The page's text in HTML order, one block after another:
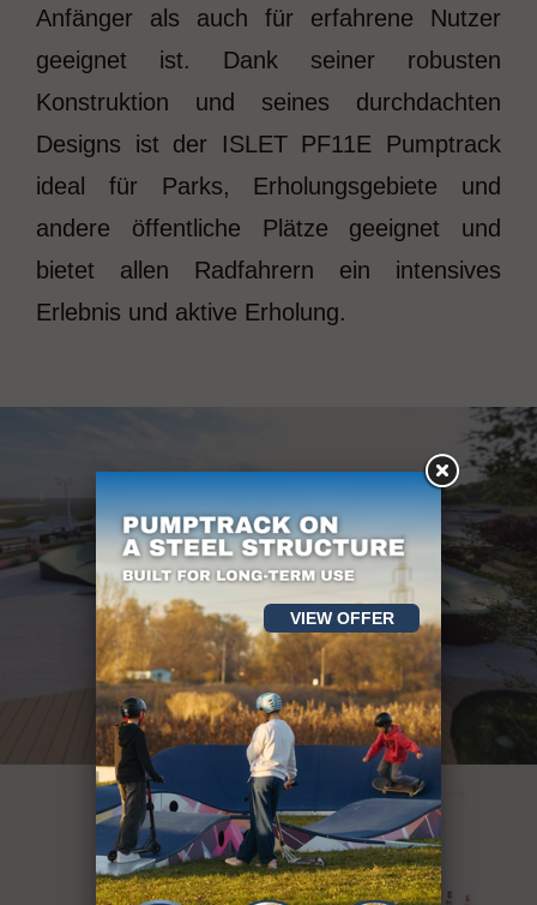
Anfänger als auch für erfahrene Nutzer
geeignet ist. Dank seiner robusten
Konstruktion und seines durchdachten
Designs ist der ISLET PF11E Pumptrack
ideal für Parks, Erholungsgebiete und
andere öffentliche Plätze geeignet und
bietet allen Radfahrern ein intensives
Erlebnis und aktive Erholung.
VIEW OFFER